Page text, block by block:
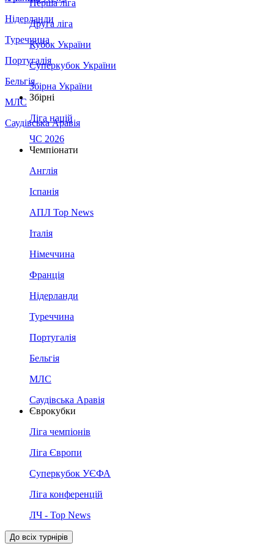
Нідерланди
Туреччина
Португалія
Бельгія
МЛС
Саудівська Аравія
Перша ліга
Друга ліга
Кубок України
Суперкубок України
Збірна України
Збірні
Ліга націй
ЧС 2026
Чемпіонати
Англія
Іспанія
АПЛ Top News
Італія
Німеччина
Франція
Нідерланди
Туреччина
Португалія
Бельгія
МЛС
Саудівська Аравія
Єврокубки
Ліга чемпіонів
Ліга Європи
Суперкубок УЄФА
Ліга конференцій
ЛЧ - Top News
До всіх турнірів